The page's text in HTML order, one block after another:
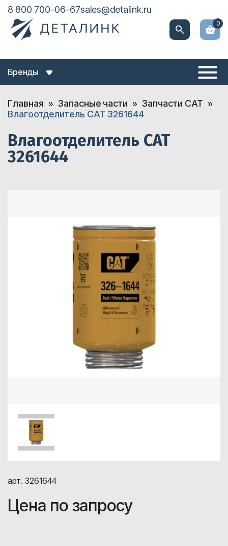
8 800 700-06-67sales@detalink.ru
0
Бренды
Главная Запасные части
Запчасти CAT
Влагоотделитель CAT 3261644
Влагоотделитель CAT
3261644
арт. 3261644
Цена по запросу